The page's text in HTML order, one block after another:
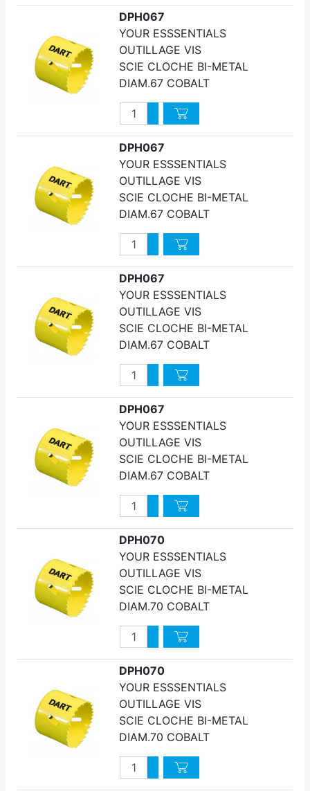
DPH067
YOUR ESSSENTIALS
OUTILLAGE VIS
SCIE CLOCHE BI-METAL
DIAM.67 COBALT
QuantitéAugmenter quantité
Diminuer quantité
DPH067
YOUR ESSSENTIALS
OUTILLAGE VIS
SCIE CLOCHE BI-METAL
DIAM.67 COBALT
QuantitéAugmenter quantité
Diminuer quantité
DPH067
YOUR ESSSENTIALS
OUTILLAGE VIS
SCIE CLOCHE BI-METAL
DIAM.67 COBALT
QuantitéAugmenter quantité
Diminuer quantité
DPH067
YOUR ESSSENTIALS
OUTILLAGE VIS
SCIE CLOCHE BI-METAL
DIAM.67 COBALT
QuantitéAugmenter quantité
Diminuer quantité
DPH070
YOUR ESSSENTIALS
OUTILLAGE VIS
SCIE CLOCHE BI-METAL
DIAM.70 COBALT
QuantitéAugmenter quantité
Diminuer quantité
DPH070
YOUR ESSSENTIALS
OUTILLAGE VIS
SCIE CLOCHE BI-METAL
DIAM.70 COBALT
QuantitéAugmenter quantité
Diminuer quantité